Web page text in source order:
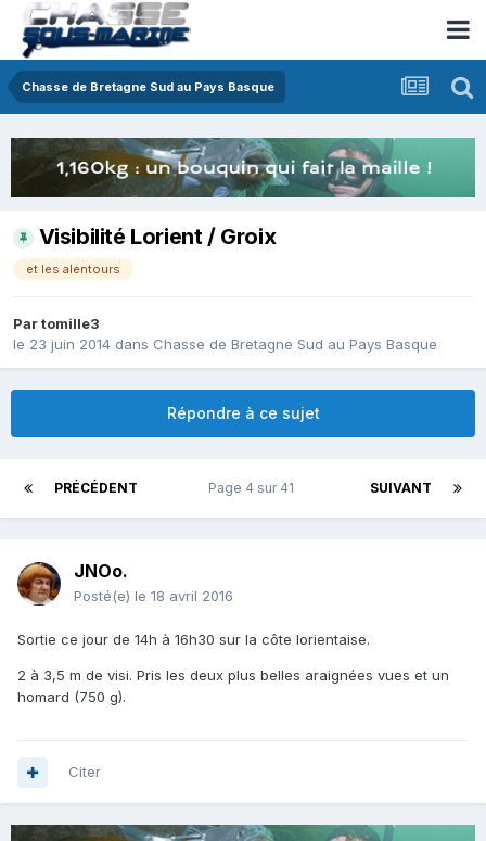
Chasse de Bretagne Sud au Pays Basque
Visibilité Lorient / Groix
et les alentours
Partomille3
le 23 juin 2014 dans Chasse de Bretagne Sud au Pays Basque
Répondre à ce sujet
PRÉCÉDENT SUIVANT
Page 4 sur 41
JNOo.
Posté(e) le 18 avril 2016
Sortie ce jour de 14h à 16h30 sur la côte lorientaise.
2 à 3,5 m de visi. Pris les deux plus belles araignées vues et un
homard (750 g).
Citer